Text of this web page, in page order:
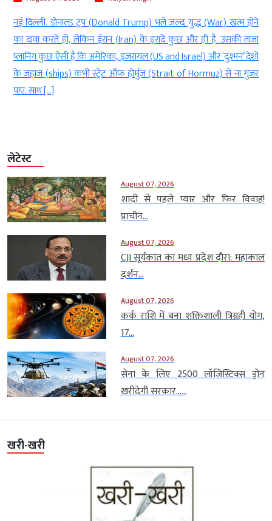
Trump) भले जल्द युद्ध (War) खत्म होने
(Iran) के इरादे कुछ और ही हैं. उसकी ताजा
इजरायल (US and Israel) और ‘दुश्मन’ देशों
ऑफ होर्मुज (Strait of Hormuz) से ना गुजर
नई दिल्ली। सोशल मीडिया
Youth) की सुरक्षा से जुड़े
मैक्सिको की एक अदालत
करीब 5,000 करोड़ रुपये का
लेटेस्ट
August 07, 2026
शादी से पहले प्यार और फिर विवाह!
प्राचीन...
August 07, 2026
CJI सूर्यकांत का मध्य प्रदेश दौरा: महाकाल
दर्शन...
August 07, 2026
कर्क राशि में बना शक्तिशाली त्रिग्रही योग,
17...
August 07, 2026
सेना के लिए 2500 लॉजिस्टिक्स ड्रोन
खरीदेगी सरकार…...
खरी-खरी